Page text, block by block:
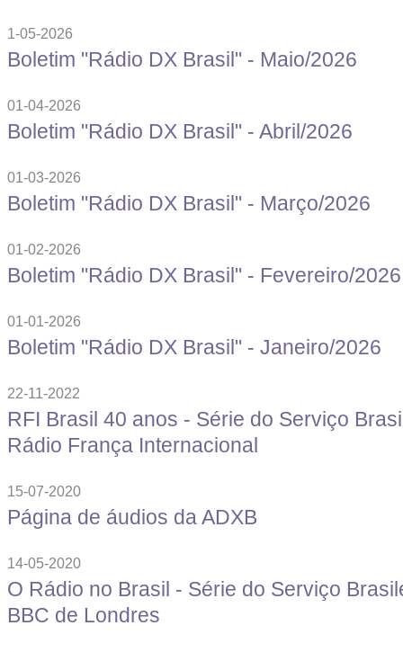
1-05-2026
Boletim "Rádio DX Brasil" - Maio/2026
01-04-2026
Boletim "Rádio DX Brasil" - Abril/2026
01-03-2026
Boletim "Rádio DX Brasil" - Março/2026
01-02-2026
Boletim "Rádio DX Brasil" - Fevereiro/2026
01-01-2026
Boletim "Rádio DX Brasil" - Janeiro/2026
22-11-2022
RFI Brasil 40 anos - Série do Serviço
Rádio França Internacional
15-07-2020
Página de áudios da ADXB
14-05-2020
O Rádio no Brasil - Série do Serviço
BBC de Londres